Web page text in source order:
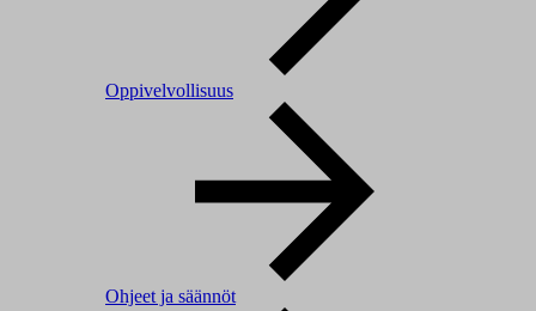
Oppivelvollisuus
Ohjeet ja säännöt